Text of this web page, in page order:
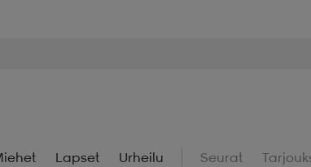
Lapset Urheilu Seurat